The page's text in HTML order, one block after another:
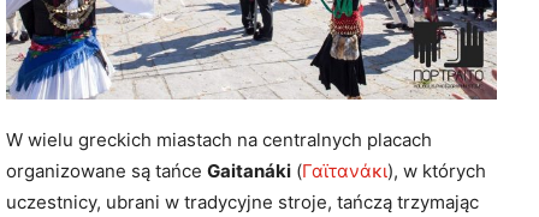
W wielu greckich miastach na centralnych placach
organizowane są tańce Gaitanáki (Γαϊτανάκι), w których
uczestnicy, ubrani w tradycyjne stroje, tańczą trzymając